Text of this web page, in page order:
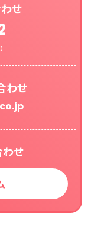
せ
わせ
せ